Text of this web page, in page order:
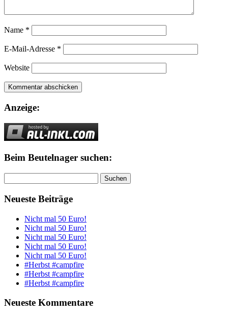
Name *
E-Mail-Adresse *
Website
Anzeige:
Beim Beutelnager suchen:
nach:
Neueste Beiträge
Nicht mal 50 Euro!
Nicht mal 50 Euro!
Nicht mal 50 Euro!
Nicht mal 50 Euro!
Nicht mal 50 Euro!
#Herbst #campfire
#Herbst #campfire
#Herbst #campfire
Neueste Kommentare